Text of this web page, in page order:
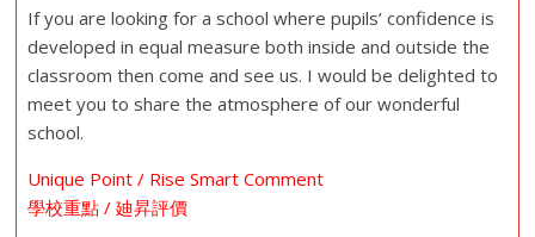
If you are looking for a school where pupils’ confidence is
developed in equal measure both inside and outside the
classroom then come and see us. I would be delighted to
meet you to share the atmosphere of our wonderful
school.
Unique Point / Rise Smart Comment
學校重點 / 廸昇評價